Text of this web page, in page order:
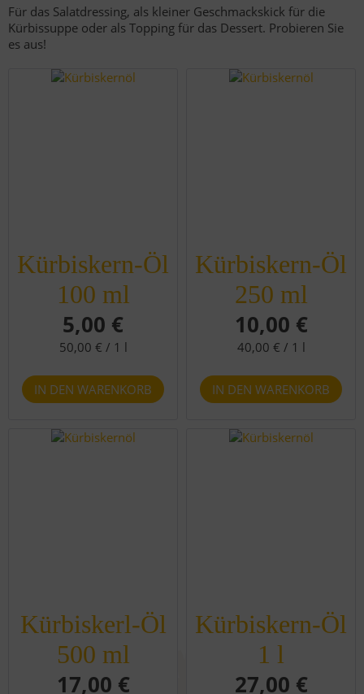
Für das Salatdressing, als kleiner Geschmackskick für die
Kürbissuppe oder als Topping für das Dessert. Probieren Sie
es aus!
Kürbiskern-Öl
100 ml
5,00 €
50,00 € / 1 l
Kürbiskern-Öl
250 ml
10,00 €
40,00 € / 1 l
Kürbiskerl-Öl
500 ml
17,00 €
Kürbiskern-Öl
1 l
27,00 €